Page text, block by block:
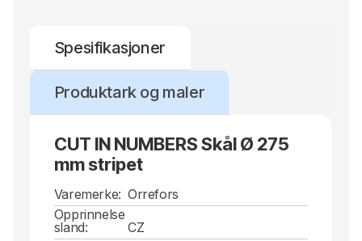
Spesifikasjoner
Produktark og maler
CUT IN NUMBERS Skål Ø 275
mm stripet
Varemerke: Orrefors
Opprinnelse
sland:
CZ